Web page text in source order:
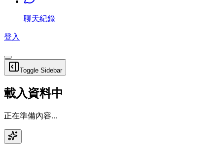
聊天紀錄
登入
Toggle Sidebar
載入資料中
正在準備內容...